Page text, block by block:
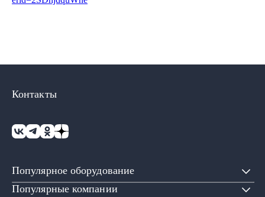
Популярное оборудование
Популярные компании
Контакты